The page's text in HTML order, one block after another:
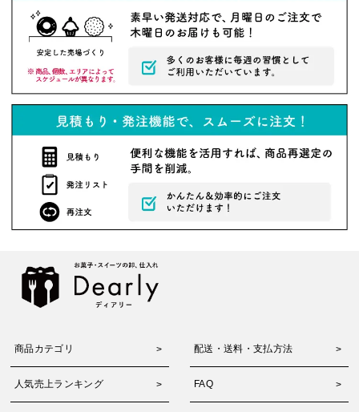
商品カテゴリ 配送・送料・支払方法
人気売上ランキング FAQ